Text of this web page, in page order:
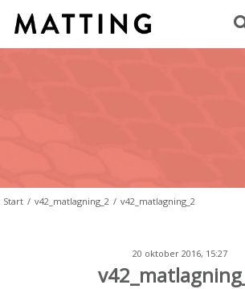
Start / v42_matlagning_2 / v42_matlagning_2
20 oktober 2016, 15:27